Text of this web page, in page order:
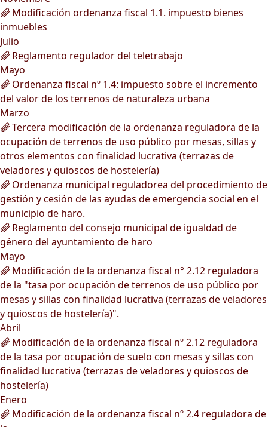
Modificación ordenanza fiscal 1.1. impuesto bienes
inmuebles
Julio
Reglamento regulador del teletrabajo
Mayo
Ordenanza fiscal nº 1.4: impuesto sobre el incremento
del valor de los terrenos de naturaleza urbana
Marzo
Tercera modificación de la ordenanza reguladora de la
ocupación de terrenos de uso público por mesas, sillas y
otros elementos con finalidad lucrativa (terrazas de
veladores y quioscos de hostelería)
Ordenanza municipal reguladorea del procedimiento de
gestión y cesión de las ayudas de emergencia social en el
municipio de haro.
Reglamento del consejo municipal de igualdad de
género del ayuntamiento de haro
Mayo
Modificación de la ordenanza fiscal n° 2.12 reguladora
de la "tasa por ocupación de terrenos de uso público por
mesas y sillas con finalidad lucrativa (terrazas de veladores
y quioscos de hostelería)".
Abril
Modificación de la ordenanza fiscal nº 2.12 reguladora
de la tasa por ocupación de suelo con mesas y sillas con
finalidad lucrativa (terrazas de veladores y quioscos de
hostelería)
Enero
Modificación de la ordenanza fiscal nº 2.4 reguladora de